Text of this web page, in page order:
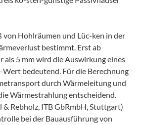
Hohlräumen und Lüc-ken in der
bestimmt. Erst ab
als 5 mm wird die Auswirkung eines
bedeutend. Für die Berechnung
durch Wärmeleitung und
Wärmestrahlung entscheidend.
Rebholz, ITB GbRmbH, Stuttgart)
bei der Bauausführung von